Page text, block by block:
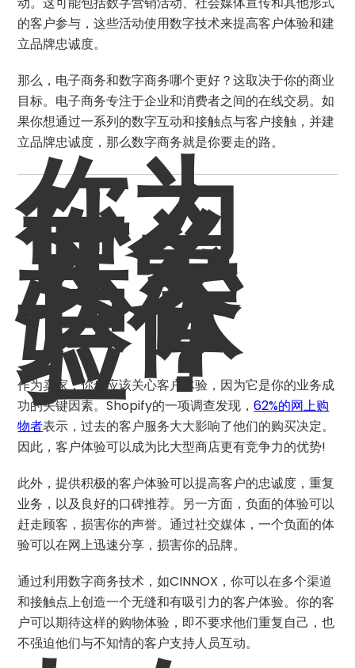
的客户参与，这些活动使用数字技术来提高客户体验和建
立品牌忠诚度。
那么，电子商务和数字商务哪个更好？这取决于你的商业
目标。电子商务专注于企业和消费者之间的在线交易。如
果你想通过一系列的数字互动和接触点与客户接触，并建
立品牌忠诚度，那么数字商务就是你要走的路。
你为
什么
要关
心客
户体
验？
作为卖家，你也应该关心客户体验，因为它是你的业务成
功的关键因素。Shopify的一项调查发现，62%的网上购
物者表示，过去的客户服务大大影响了他们的购买决定。
因此，客户体验可以成为比大型商店更有竞争力的优势!
此外，提供积极的客户体验可以提高客户的忠诚度，重复
业务，以及良好的口碑推荐。另一方面，负面的体验可以
赶走顾客，损害你的声誉。通过社交媒体，一个负面的体
验可以在网上迅速分享，损害你的品牌。
通过利用数字商务技术，如CINNOX，你可以在多个渠道
和接触点上创造一个无缝和有吸引力的客户体验。你的客
户可以期待这样的购物体验，即不要求他们重复自己，也
不强迫他们与不知情的客户支持人员互动。